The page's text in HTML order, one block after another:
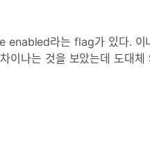
enabled라는 flag가 있다. 이
이나는 것을 보았는데 도대체